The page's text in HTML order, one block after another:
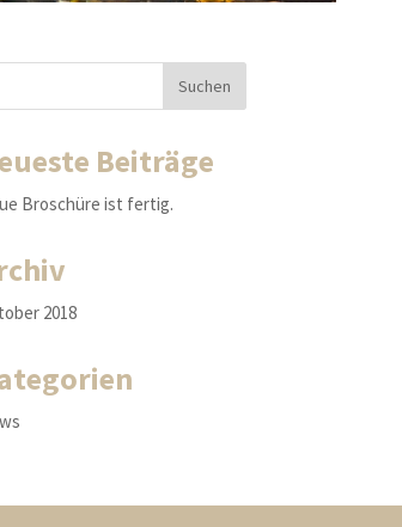
Beiträge
Broschüre ist fertig.
2018